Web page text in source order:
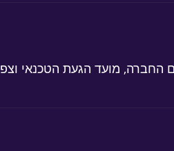
מועד הגעת הטכנאי וצפי